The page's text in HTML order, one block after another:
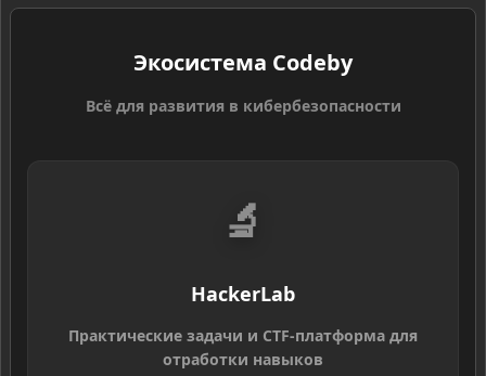
Экосистема Codeby
Всё для развития в кибербезопасности
🔬
HackerLab
Практические задачи и CTF-платформа для
отработки навыков